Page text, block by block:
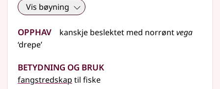
Vis bøyning
Opphav kanskje beslektet med norrøntvega
‘drepe’
Betydning og bruk
fangstredskap til fiske